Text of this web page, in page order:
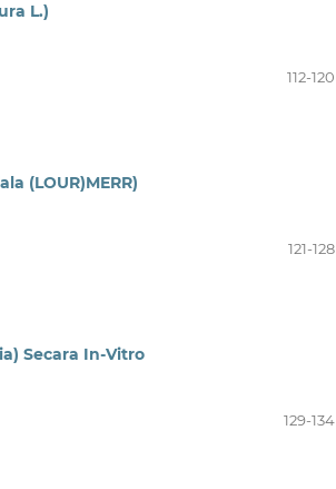
L.)
112-120
(LOUR)MERR)
121-128
Secara In-Vitro
129-134